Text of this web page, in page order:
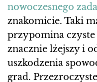
nowoczesnego
znakomicie. Taki
przypomina czyste
znacznie lżejszy i
uszkodzenia
grad.